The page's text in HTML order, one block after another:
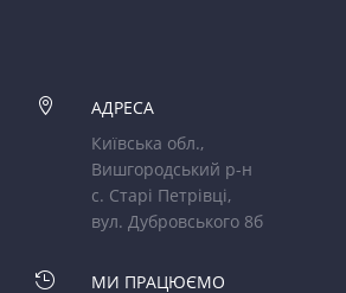

АДРЕСА
Київська обл.,
Вишгородський р-н
с. Старі Петрівці,
вул. Дубровського 8б

МИ ПРАЦЮЄМО